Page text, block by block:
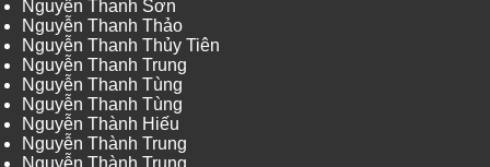
Nguyễn Thanh Sơn
Nguyễn Thanh Thảo
Nguyễn Thanh Thủy Tiên
Nguyễn Thanh Trung
Nguyễn Thanh Tùng
Nguyễn Thanh Tùng
Nguyễn Thành Hiếu
Nguyễn Thành Trung
Nguyễn Thành Trung